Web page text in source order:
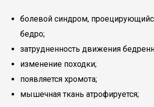
болевой синдром,
бедро;
затрудненность движения
изменение походки;
появляется хромота;
мышечная ткань атрофируется;